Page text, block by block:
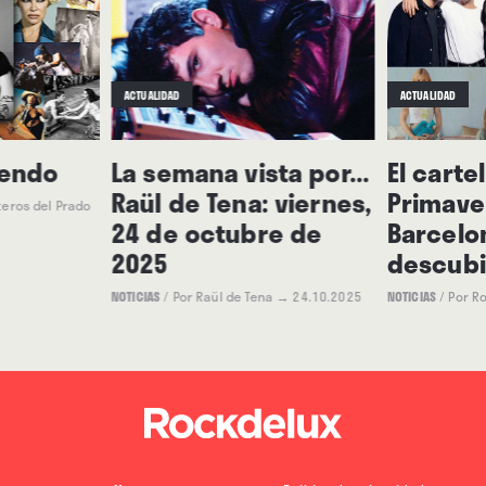
del Prado
ACTUALIDAD
La semana vista por...
Raül de Tena: viernes,
24 de octubre de
2025
NOTICIAS / Por Raül de Tena → 24.10.2025
ACTUALIDAD
El
NOTICIAS/ Por